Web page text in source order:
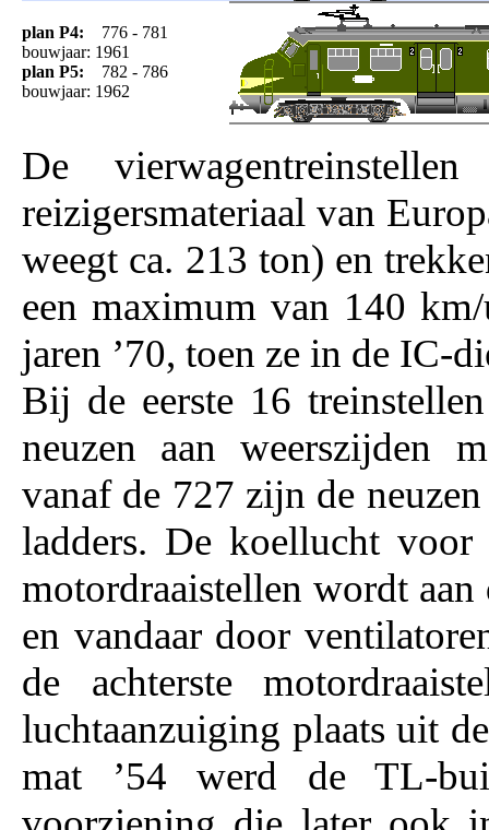
plan P4: 776 - 781
bouwjaar: 1961
plan P5: 782 - 786
bouwjaar: 1962
De
reizigersmateriaal van
weegt ca. 213 ton) en
een maximum van 140
jaren ’70, toen ze in de IC-
Bij de eerste 16
neuzen aan weerszijden
vanaf de 727 zijn de
ladders. De koellucht
motordraaistellen wordt
en vandaar door
de achterste
luchtaanzuiging plaats uit
mat ’54 werd de TL-